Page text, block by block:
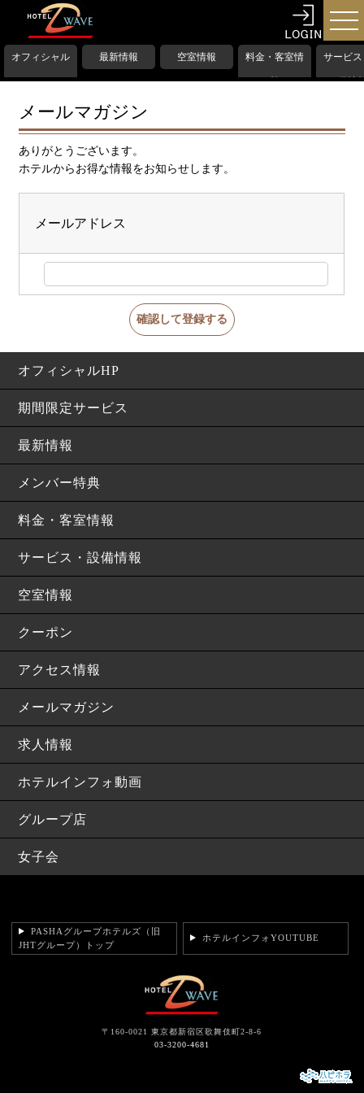
オフィシャル
HP
最新情報 空室情報 料金・客室情
報
サービ
備情
メールマガジン
ありがとうございます。
ホテルからお得な情報をお知らせします。
メールアドレス
確認して登録する
オフィシャルHP
期間限定サービス
最新情報
メンバー特典
料金・客室情報
サービス・設備情報
空室情報
クーポン
アクセス情報
メールマガジン
求人情報
ホテルインフォ動画
グループ店
女子会
PASHAグループホテルズ（旧
JHTグループ）トップ
ホテルインフォYOUTUBE
〒160-0021 東京都新宿区歌舞伎町2-8-6
03-3200-4681